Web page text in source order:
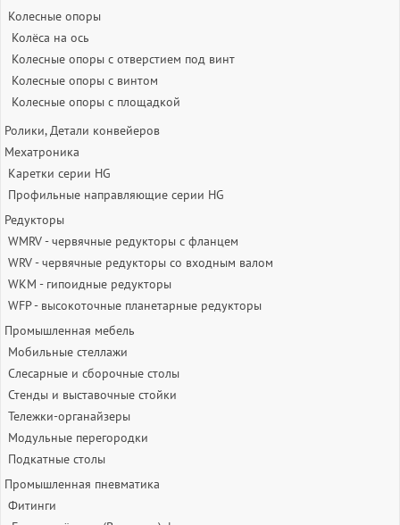
Колесные опоры
Колёса на ось
Колесные опоры с отверстием под винт
Колесные опоры с винтом
Колесные опоры с площадкой
Ролики, Детали конвейеров
Мехатроника
Каретки серии HG
Профильные направляющие серии HG
Редукторы
WMRV - червячные редукторы с фланцем
WRV - червячные редукторы со входным валом
WKM - гипоидные редукторы
WFP - высокоточные планетарные редукторы
Промышленная мебель
Мобильные стеллажи
Слесарные и сборочные столы
Стенды и выставочные стойки
Тележки-органайзеры
Модульные перегородки
Подкатные столы
Промышленная пневматика
Фитинги